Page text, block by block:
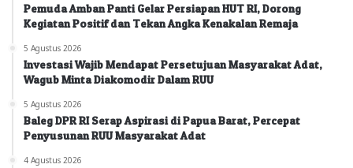
Pemuda Amban Panti Gelar Persiapan HUT RI, Dorong
Kegiatan Positif dan Tekan Angka Kenakalan Remaja
5 Agustus 2026
Investasi Wajib Mendapat Persetujuan Masyarakat Adat,
Wagub Minta Diakomodir Dalam RUU
5 Agustus 2026
Baleg DPR RI Serap Aspirasi di Papua Barat, Percepat
Penyusunan RUU Masyarakat Adat
4 Agustus 2026